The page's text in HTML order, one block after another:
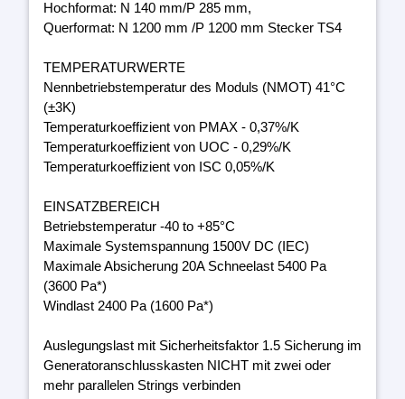
Hochformat: N 140 mm/P 285 mm,
Querformat: N 1200 mm /P 1200 mm Stecker TS4
TEMPERATURWERTE
Nennbetriebstemperatur des Moduls (NMOT) 41°C
(±3K)
Temperaturkoeffizient von PMAX - 0,37%/K
Temperaturkoeffizient von UOC - 0,29%/K
Temperaturkoeffizient von ISC 0,05%/K
EINSATZBEREICH
Betriebstemperatur -40 to +85°C
Maximale Systemspannung 1500V DC (IEC)
Maximale Absicherung 20A Schneelast 5400 Pa
(3600 Pa*)
Windlast 2400 Pa (1600 Pa*)
Auslegungslast mit Sicherheitsfaktor 1.5 Sicherung im
Generatoranschlusskasten NICHT mit zwei oder
mehr parallelen Strings verbinden